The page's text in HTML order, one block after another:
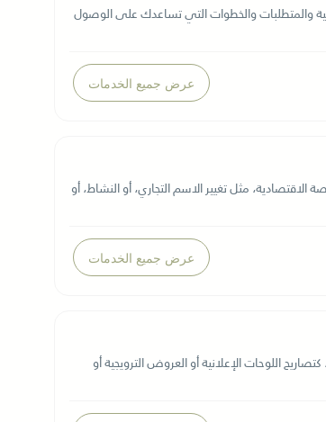
والمتطلبات والخطوات التي تساعدك على الوصول
عرض جميع الخدمات
مثل تغيير الاسم التجاري، أو النشاط، أو
عرض جميع الخدمات
اللوحات الإعلانية أو العروض الترويجية أو